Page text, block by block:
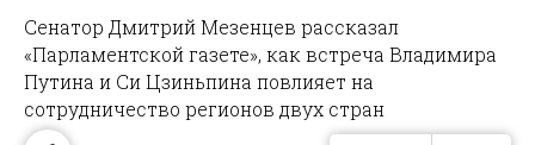
Сенатор Дмитрий Мезенцев рассказал
«Парламентской газете», как встреча Владимира
Путина и Си Цзиньпина повлияет на
сотрудничество регионов двух стран